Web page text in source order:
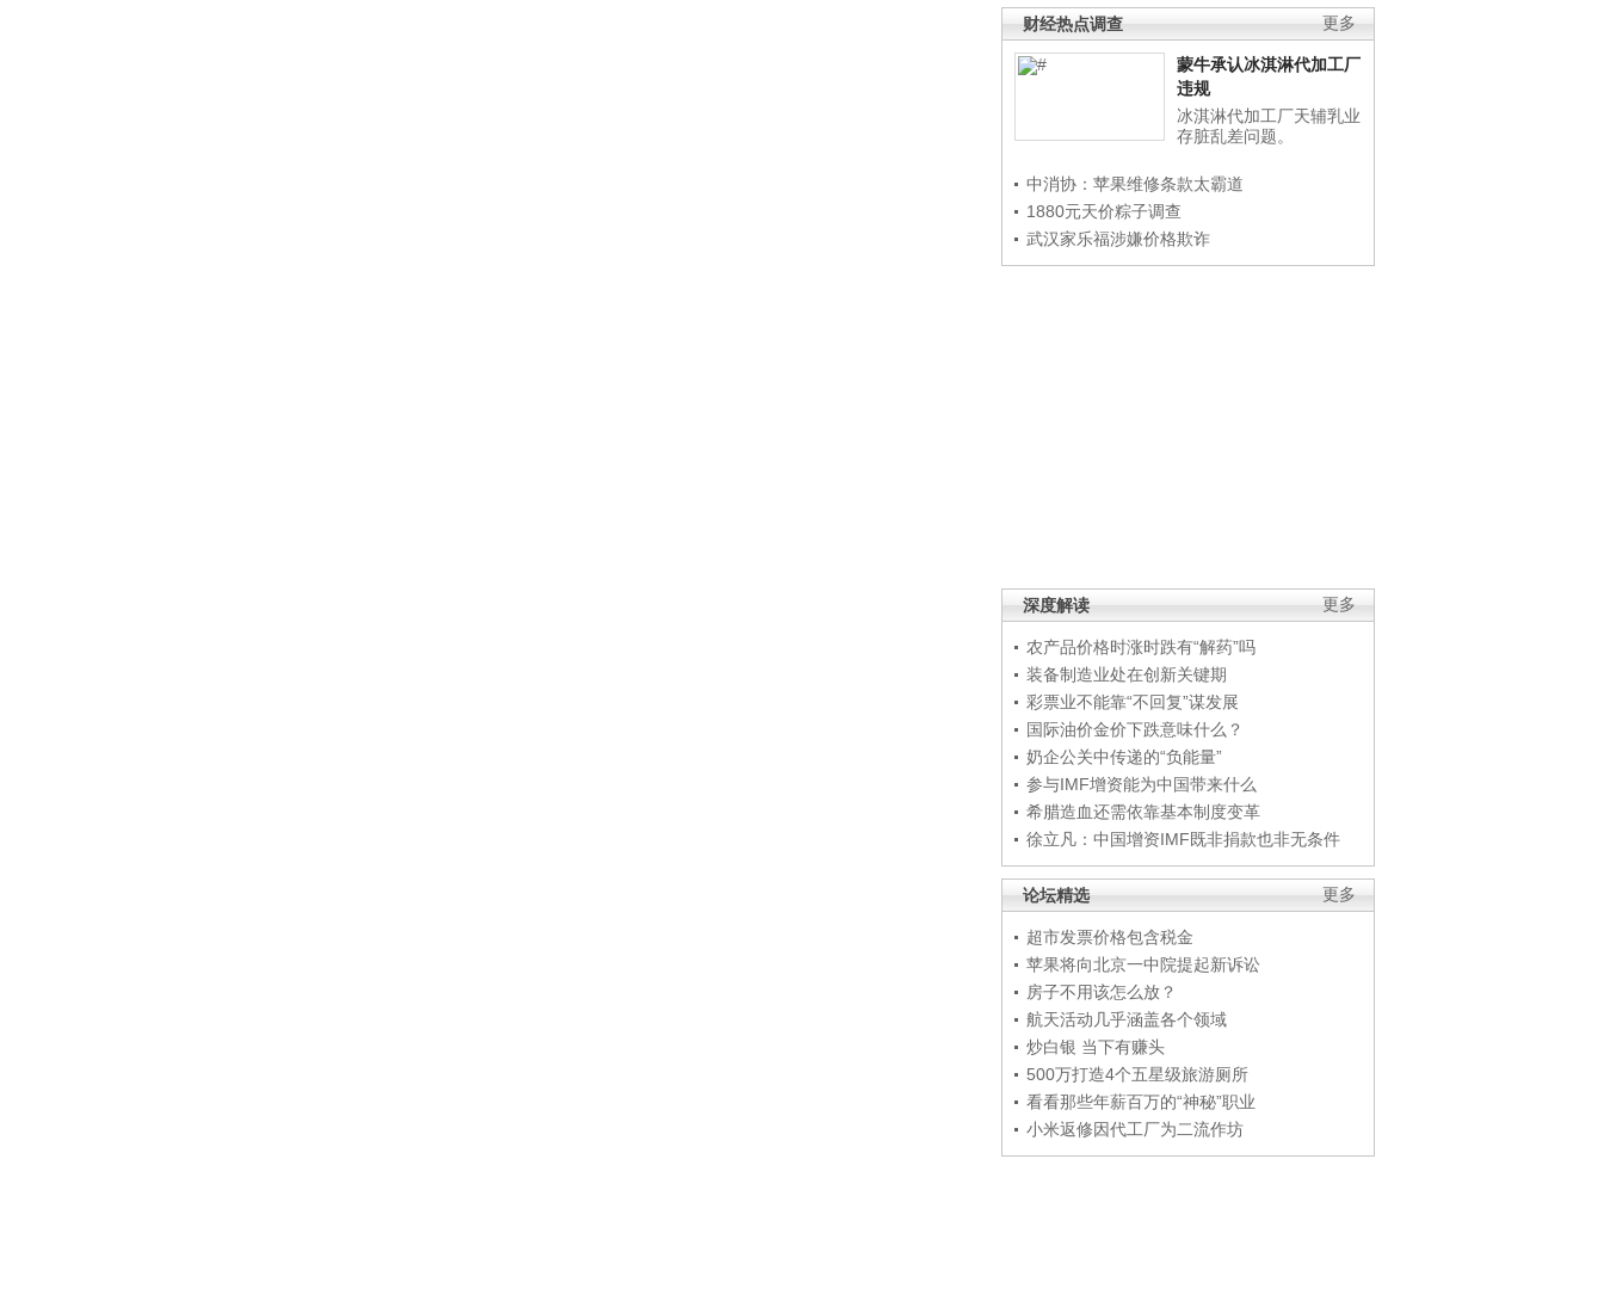
更多
财经热点调查
蒙牛承认冰淇淋代加工厂
违规
冰淇淋代加工厂天辅乳业
存脏乱差问题。
中消协：苹果维修条款太霸道
1880元天价粽子调查
武汉家乐福涉嫌价格欺诈
更多
深度解读
农产品价格时涨时跌有“解药”吗
装备制造业处在创新关键期
彩票业不能靠“不回复”谋发展
国际油价金价下跌意味什么？
奶企公关中传递的“负能量”
参与IMF增资能为中国带来什么
希腊造血还需依靠基本制度变革
徐立凡：中国增资IMF既非捐款也非无条件
更多
论坛精选
超市发票价格包含税金
苹果将向北京一中院提起新诉讼
房子不用该怎么放？
航天活动几乎涵盖各个领域
炒白银 当下有赚头
500万打造4个五星级旅游厕所
看看那些年薪百万的“神秘”职业
小米返修因代工厂为二流作坊